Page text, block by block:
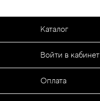
Каталог
Войти в кабинет
Оплата